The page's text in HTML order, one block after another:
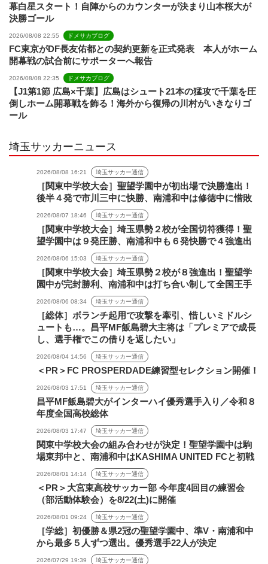
幕白星スタート！自陣からのカウンターが決まり山本桜大が
決勝ゴール
2026/08/08 22:55 ドメサカブログ
FC東京がDF長友佑都との契約更新を正式発表 本人がホーム
開幕戦の試合前にサポーターへ報告
2026/08/08 22:35 ドメサカブログ
【J1第1節 広島×千葉】広島はシュート21本の猛攻で千葉を圧
倒しホーム開幕戦を飾る！海外から復帰の川村がいきなりゴ
ール
埼玉サッカーニュース
2026/08/08 16:21 埼玉サッカー通信
［関東中学校大会］聖望学園中が初出場で決勝進出！
後半４発で市川三中に快勝、南浦和中は修徳中に惜敗
2026/08/07 18:46 埼玉サッカー通信
［関東中学校大会］埼玉県勢２校が全国切符獲得！聖
望学園中は９発圧勝、南浦和中も６発快勝で４強進出
2026/08/06 15:03 埼玉サッカー通信
［関東中学校大会］埼玉県勢２校が８強進出！聖望学
園中が完封勝利、南浦和中は打ち合い制して全国王手
2026/08/06 08:34 埼玉サッカー通信
［総体］ボランチ起用で攻撃を牽引、惜しいミドルシ
ュートも…。昌平MF飯島碧大主将は「プレミアで成長
し、選手権でこの借りを返したい」
2026/08/04 14:56 埼玉サッカー通信
＜PR＞FC PROSPERDADE練習型セレクション開催！
2026/08/03 17:51 埼玉サッカー通信
昌平MF飯島碧大がインターハイ優秀選手入り／令和８
年度全国高校総体
2026/08/03 17:47 埼玉サッカー通信
関東中学校大会の組み合わせが決定！聖望学園中は駒
場東邦中と、南浦和中はKASHIMA UNITED FCと初戦
2026/08/01 14:14 埼玉サッカー通信
＜PR＞大宮東高校サッカー部 今年度4回目の練習会
（部活動体験会）を8/22(土)に開催
2026/08/01 09:24 埼玉サッカー通信
［学総］初優勝＆県2冠の聖望学園中、準V・南浦和中
から最多５人ずつ選出。優秀選手22人が決定
2026/07/29 19:39 埼玉サッカー通信